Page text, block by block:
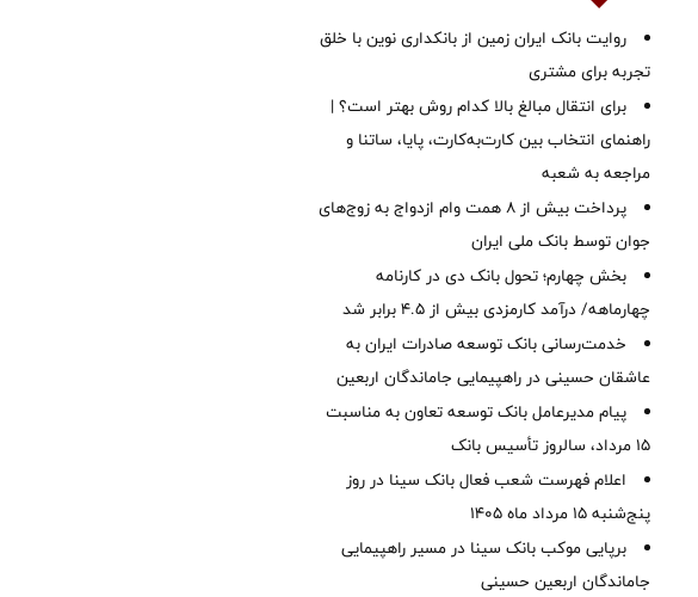
روایت بانک ایران زمین از بانکداری نوین با خلق
تجربه برای مشتری
برای انتقال مبالغ بالا کدام روش بهتر است؟ |
راهنمای انتخاب بین کارت‌به‌کارت، پایا، ساتنا و
مراجعه به شعبه
پرداخت بیش از ۸ همت وام ازدواج به زوج‌های
جوان توسط بانک ملی ایران
بخش چهارم؛ تحول بانک دی در کارنامه
چهارماهه/ درآمد کارمزدی بیش از ۴.۵ برابر شد
خدمت‌رسانی بانک توسعه صادرات ایران به
عاشقان حسینی در راهپیمایی جاماندگان اربعین
پیام مدیرعامل بانک توسعه تعاون به مناسبت
15 مرداد، سالروز تأسیس بانک
اعلام فهرست شعب فعال بانک سینا در روز
پنج‌شنبه 15 مرداد ماه 1405
برپایی موکب بانک سینا در مسیر راهپیمایی
جاماندگان اربعین حسینی